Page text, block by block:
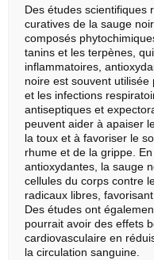
Des études scientifiques
curatives de la sauge
composés
tanins et les terpènes,
inflammatoires,
noire est souvent
et les infections
antiseptiques et
peuvent aider à apaiser
la toux et à favoriser le
rhume et de la grippe.
antioxydantes, la sauge
cellules du corps contre
radicaux libres,
Des études ont
pourrait avoir des effets
cardiovasculaire en
la circulation sanguine.